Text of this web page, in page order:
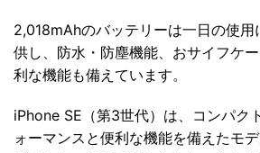
2,018mAhのバッテリーは一日の使用
供し、防水・防塵機能、おサイフケ
利な機能も備えています。
iPhone SE（第3世代）は、コンパク
ォーマンスと便利な機能を備えたモ